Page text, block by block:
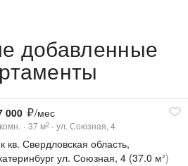
добавленные
000 /мес
37 м2 ул. Союзная, 4
кв. Свердловская область,
ул. Союзная, 4 (37.0 м²)